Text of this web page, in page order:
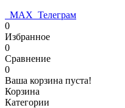
МАХ Телеграм
0
Избранное
0
Сравнение
0
Ваша корзина пуста!
Корзина
Категории